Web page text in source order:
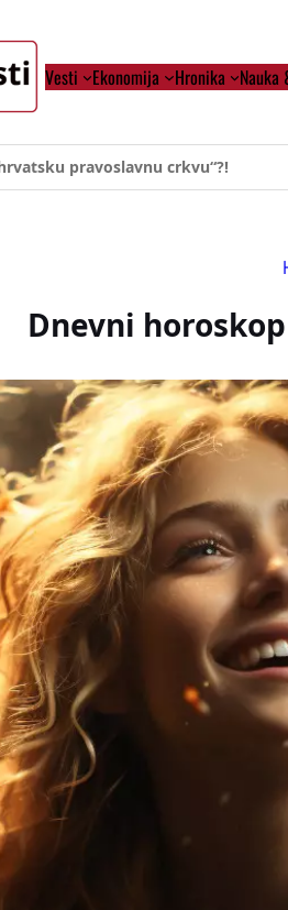
Vesti Ekonomija Hronika Nauka
u dehumanizaciji Vučića
Dnevni